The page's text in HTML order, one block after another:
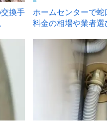
換手
ホームセンターで蛇
料金の相場や業者選